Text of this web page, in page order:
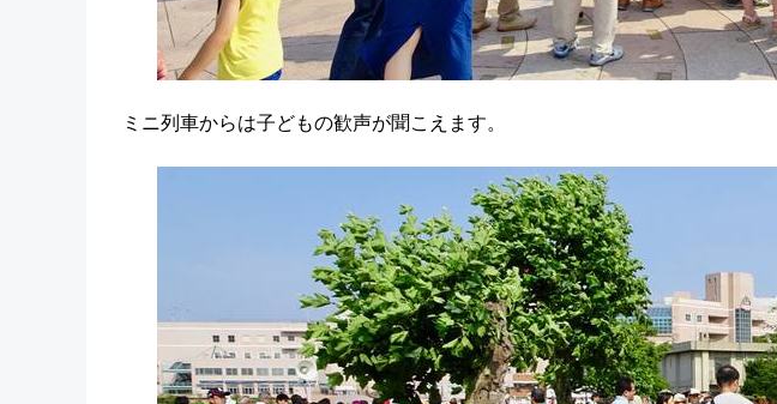
ミニ列車からは子どもの歓声が聞こえます。